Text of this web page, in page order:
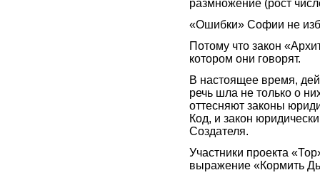
размножение (рост
«Ошибки» Софии не
Потому что закон
котором они говорят.
В настоящее время,
речь шла не только о
оттесняют законы
Код, и закон
Создателя.
Участники проекта
выражение «Кормить